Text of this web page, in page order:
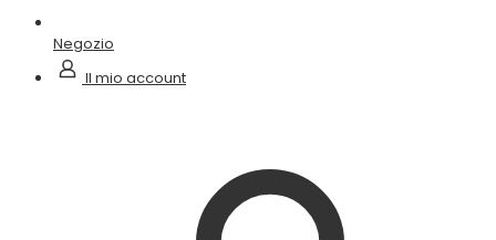
Negozio
Il mio account